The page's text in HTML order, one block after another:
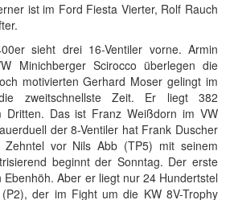
ist im Ford Fiesta Vierter, Rolf Rauch
sieht drei 16-Ventiler vorne. Armin
Minichberger Scirocco überlegen die
motivierten Gerhard Moser gelingt im
zweitschnellste Zeit. Er liegt 382
Dritten. Das ist Franz Weißdorn im VW
der 8-Ventiler hat Frank Duscher
vor Nils Abb (TP5) mit seinem
beginnt der Sonntag. Der erste
Aber er liegt nur 24 Hundertstel
der im Fight um die KW 8V-Trophy